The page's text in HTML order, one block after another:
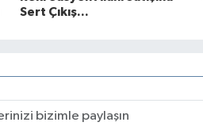
Sert Çıkış...